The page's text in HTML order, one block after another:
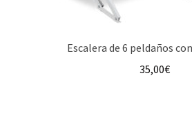
Escalera de 6 peldaños
35,00€